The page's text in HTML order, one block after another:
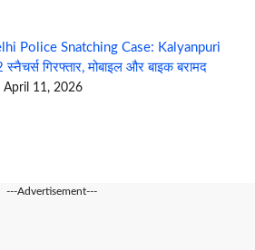
Police Snatching Case: Kalyanpuri
स्नैचर्स गिरफ्तार, मोबाइल और बाइक बरामद
April 11, 2026
---Advertisement---